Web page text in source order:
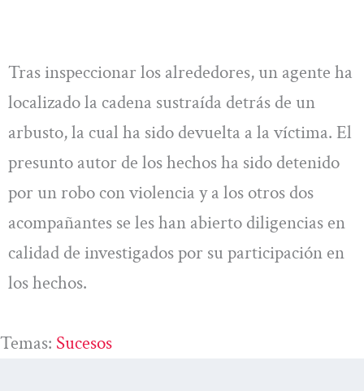
Tras inspeccionar los alrededores, un agente ha
localizado la cadena sustraída detrás de un
arbusto, la cual ha sido devuelta a la víctima. El
presunto autor de los hechos ha sido detenido
por un robo con violencia y a los otros dos
acompañantes se les han abierto diligencias en
calidad de investigados por su participación en
los hechos.
Temas: Sucesos